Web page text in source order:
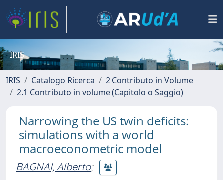
IRIS
IRIS Catalogo Ricerca
2 Contributo in Volume
2.1 Contributo in volume (Capitolo o Saggio)
Narrowing the US twin deficits:
simulations with a world
macroeconometric model
BAGNAI, Alberto;